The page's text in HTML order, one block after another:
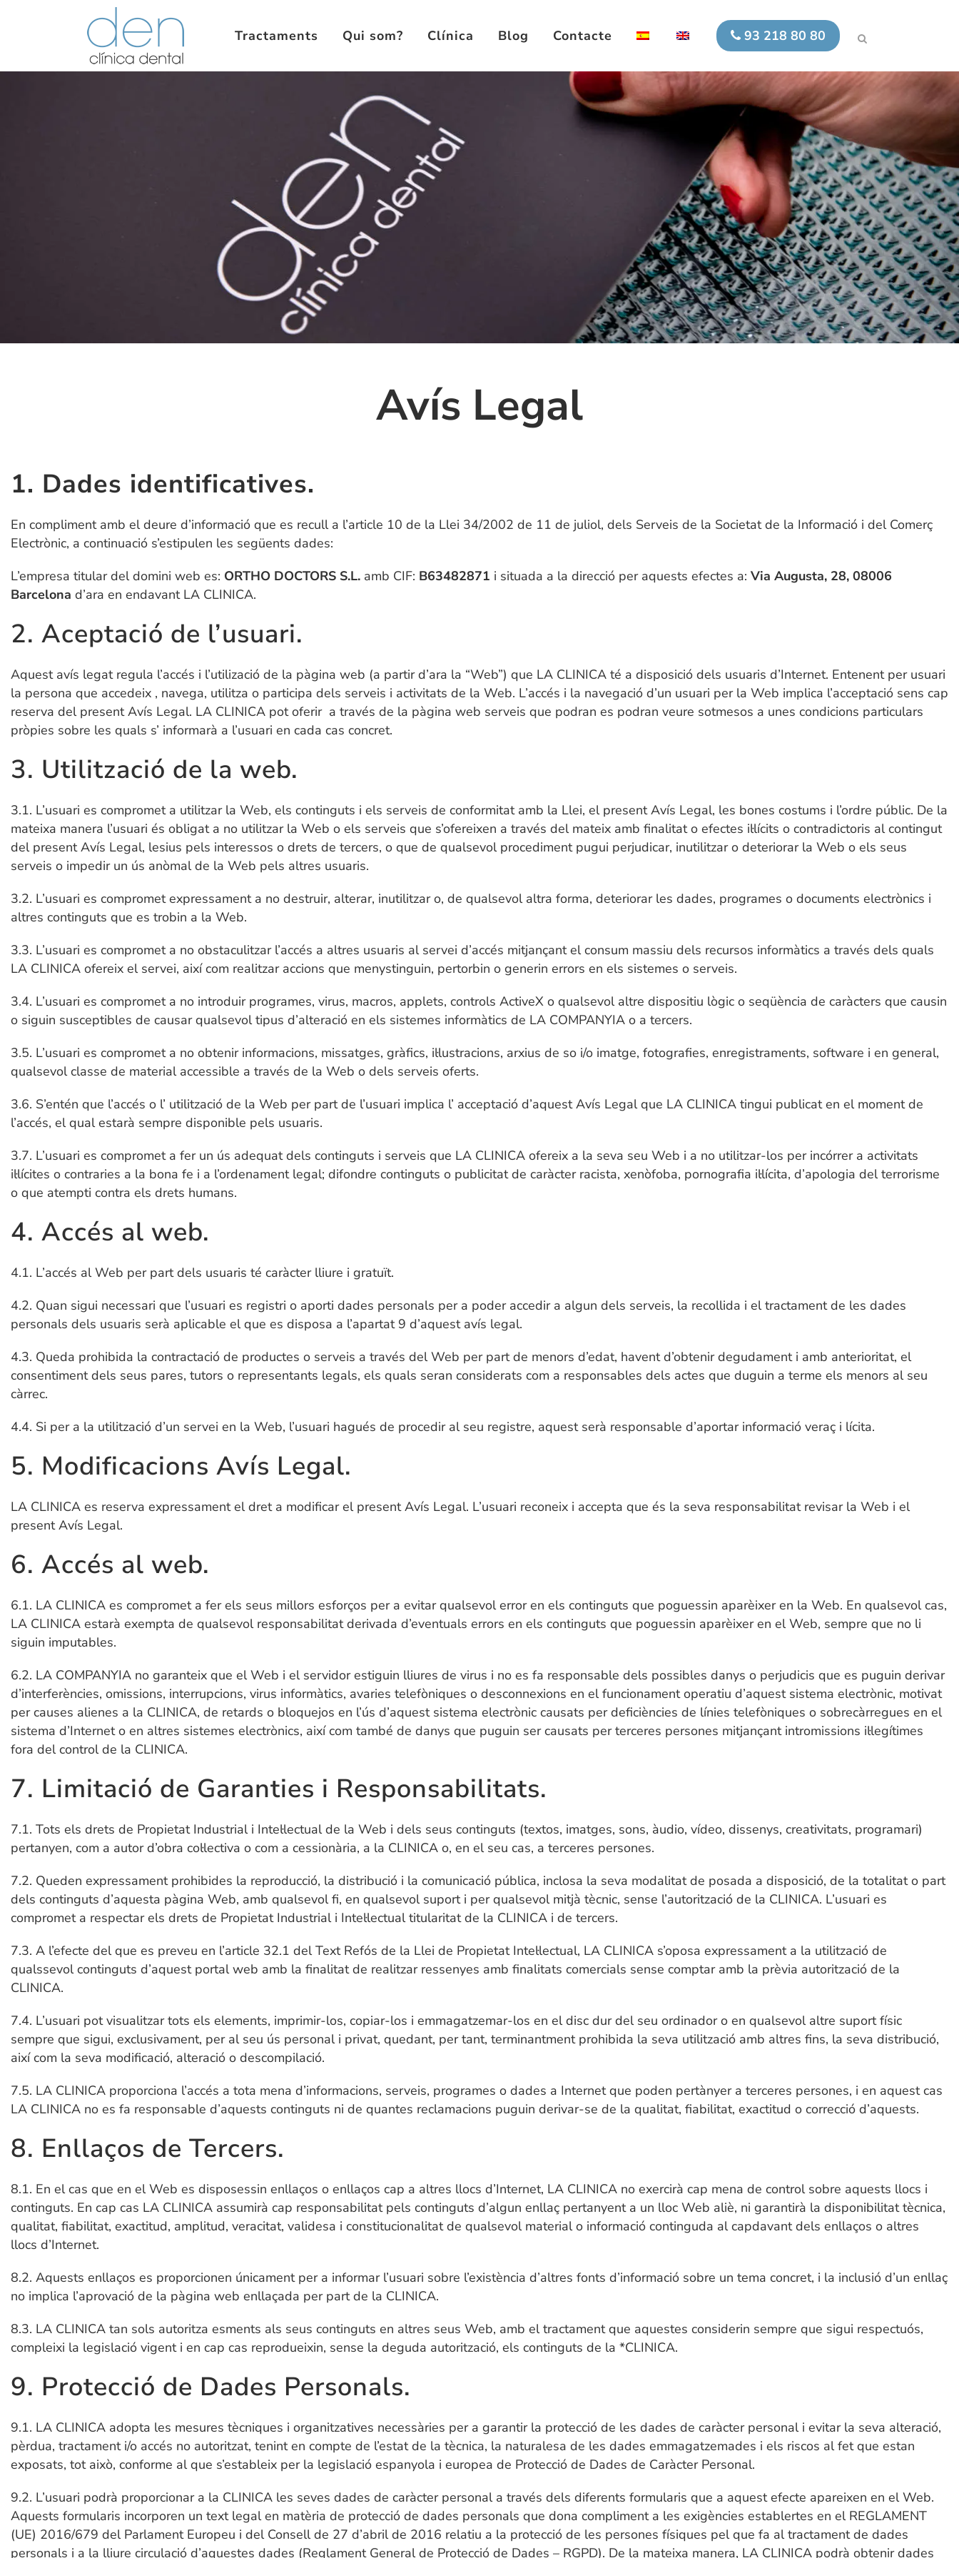
93 218 80 80
Tractaments Qui som? Clínica Blog Contacte
Avís Legal
1. Dades identificatives.
En compliment amb el deure d’informació que es recull a l’article 10 de la Llei 34/2002 de 11 de juliol, dels Serveis de la Societat de la Informació i del Comerç
Electrònic, a continuació s’estipulen les següents dades:
L’empresa titular del domini web es: ORTHO DOCTORS S.L. amb CIF: B63482871 i situada a la direcció per aquests efectes a: Via Augusta, 28, 08006
Barcelona d’ara en endavant LA CLINICA.
2. Aceptació de l’usuari.
Aquest avís legat regula l’accés i l’utilizació de la pàgina web (a partir d’ara la “Web”) que LA CLINICA té a disposició dels usuaris d’Internet. Entenent per usuari
la persona que accedeix , navega, utilitza o participa dels serveis i activitats de la Web. L’accés i la navegació d’un usuari per la Web implica l’acceptació sens cap
reserva del present Avís Legal. LA CLINICA pot oferir a través de la pàgina web serveis que podran es podran veure sotmesos a unes condicions particulars
pròpies sobre les quals s’ informarà a l’usuari en cada cas concret.
3. Utilització de la web.
3.1. L’usuari es compromet a utilitzar la Web, els continguts i els serveis de conformitat amb la Llei, el present Avís Legal, les bones costums i l’ordre públic. De la
mateixa manera l’usuari és obligat a no utilitzar la Web o els serveis que s’ofereixen a través del mateix amb finalitat o efectes il·lícits o contradictoris al contingut
del present Avís Legal, lesius pels interessos o drets de tercers, o que de qualsevol procediment pugui perjudicar, inutilitzar o deteriorar la Web o els seus
serveis o impedir un ús anòmal de la Web pels altres usuaris.
3.2. L’usuari es compromet expressament a no destruir, alterar, inutilitzar o, de qualsevol altra forma, deteriorar les dades, programes o documents electrònics i
altres continguts que es trobin a la Web.
3.3. L’usuari es compromet a no obstaculitzar l’accés a altres usuaris al servei d’accés mitjançant el consum massiu dels recursos informàtics a través dels quals
LA CLINICA ofereix el servei, així com realitzar accions que menystinguin, pertorbin o generin errors en els sistemes o serveis.
3.4. L’usuari es compromet a no introduir programes, virus, macros, applets, controls ActiveX o qualsevol altre dispositiu lògic o seqüència de caràcters que causin
o siguin susceptibles de causar qualsevol tipus d’alteració en els sistemes informàtics de LA COMPANYIA o a tercers.
3.5. L’usuari es compromet a no obtenir informacions, missatges, gràfics, il·lustracions, arxius de so i/o imatge, fotografies, enregistraments, software i en general,
qualsevol classe de material accessible a través de la Web o dels serveis oferts.
3.6. S’entén que l’accés o l’ utilització de la Web per part de l’usuari implica l’ acceptació d’aquest Avís Legal que LA CLINICA tingui publicat en el moment de
l’accés, el qual estarà sempre disponible pels usuaris.
3.7. L’usuari es compromet a fer un ús adequat dels continguts i serveis que LA CLINICA ofereix a la seva seu Web i a no utilitzar-los per incórrer a activitats
il·lícites o contraries a la bona fe i a l’ordenament legal; difondre continguts o publicitat de caràcter racista, xenòfoba, pornografia il·lícita, d’apologia del terrorisme
o que atempti contra els drets humans.
4. Accés al web.
4.1. L’accés al Web per part dels usuaris té caràcter lliure i gratuït.
4.2. Quan sigui necessari que l’usuari es registri o aporti dades personals per a poder accedir a algun dels serveis, la recollida i el tractament de les dades
personals dels usuaris serà aplicable el que es disposa a l’apartat 9 d’aquest avís legal.
4.3. Queda prohibida la contractació de productes o serveis a través del Web per part de menors d’edat, havent d’obtenir degudament i amb anterioritat, el
consentiment dels seus pares, tutors o representants legals, els quals seran considerats com a responsables dels actes que duguin a terme els menors al seu
càrrec.
4.4. Si per a la utilització d’un servei en la Web, l’usuari hagués de procedir al seu registre, aquest serà responsable d’aportar informació veraç i lícita.
5. Modificacions Avís Legal.
LA CLINICA es reserva expressament el dret a modificar el present Avís Legal. L’usuari reconeix i accepta que és la seva responsabilitat revisar la Web i el
present Avís Legal.
6. Accés al web.
6.1. LA CLINICA es compromet a fer els seus millors esforços per a evitar qualsevol error en els continguts que poguessin aparèixer en la Web. En qualsevol cas,
LA CLINICA estarà exempta de qualsevol responsabilitat derivada d’eventuals errors en els continguts que poguessin aparèixer en el Web, sempre que no li
siguin imputables.
6.2. LA COMPANYIA no garanteix que el Web i el servidor estiguin lliures de virus i no es fa responsable dels possibles danys o perjudicis que es puguin derivar
d’interferències, omissions, interrupcions, virus informàtics, avaries telefòniques o desconnexions en el funcionament operatiu d’aquest sistema electrònic, motivat
per causes alienes a la CLINICA, de retards o bloquejos en l’ús d’aquest sistema electrònic causats per deficiències de línies telefòniques o sobrecàrregues en el
sistema d’Internet o en altres sistemes electrònics, així com també de danys que puguin ser causats per terceres persones mitjançant intromissions il·legítimes
fora del control de la CLINICA.
7. Limitació de Garanties i Responsabilitats.
7.1. Tots els drets de Propietat Industrial i Intel·lectual de la Web i dels seus continguts (textos, imatges, sons, àudio, vídeo, dissenys, creativitats, programari)
pertanyen, com a autor d’obra col·lectiva o com a cessionària, a la CLINICA o, en el seu cas, a terceres persones.
7.2. Queden expressament prohibides la reproducció, la distribució i la comunicació pública, inclosa la seva modalitat de posada a disposició, de la totalitat o part
dels continguts d’aquesta pàgina Web, amb qualsevol fi, en qualsevol suport i per qualsevol mitjà tècnic, sense l’autorització de la CLINICA. L’usuari es
compromet a respectar els drets de Propietat Industrial i Intel·lectual titularitat de la CLINICA i de tercers.
7.3. A l’efecte del que es preveu en l’article 32.1 del Text Refós de la Llei de Propietat Intel·lectual, LA CLINICA s’oposa expressament a la utilització de
qualssevol continguts d’aquest portal web amb la finalitat de realitzar ressenyes amb finalitats comercials sense comptar amb la prèvia autorització de la
CLINICA.
7.4. L’usuari pot visualitzar tots els elements, imprimir-los, copiar-los i emmagatzemar-los en el disc dur del seu ordinador o en qualsevol altre suport físic
sempre que sigui, exclusivament, per al seu ús personal i privat, quedant, per tant, terminantment prohibida la seva utilització amb altres fins, la seva distribució,
així com la seva modificació, alteració o descompilació.
7.5. LA CLINICA proporciona l’accés a tota mena d’informacions, serveis, programes o dades a Internet que poden pertànyer a terceres persones, i en aquest cas
LA CLINICA no es fa responsable d’aquests continguts ni de quantes reclamacions puguin derivar-se de la qualitat, fiabilitat, exactitud o correcció d’aquests.
8. Enllaços de Tercers.
8.1. En el cas que en el Web es disposessin enllaços o enllaços cap a altres llocs d’Internet, LA CLINICA no exercirà cap mena de control sobre aquests llocs i
continguts. En cap cas LA CLINICA assumirà cap responsabilitat pels continguts d’algun enllaç pertanyent a un lloc Web aliè, ni garantirà la disponibilitat tècnica,
qualitat, fiabilitat, exactitud, amplitud, veracitat, validesa i constitucionalitat de qualsevol material o informació continguda al capdavant dels enllaços o altres
llocs d’Internet.
8.2. Aquests enllaços es proporcionen únicament per a informar l’usuari sobre l’existència d’altres fonts d’informació sobre un tema concret, i la inclusió d’un enllaç
no implica l’aprovació de la pàgina web enllaçada per part de la CLINICA.
8.3. LA CLINICA tan sols autoritza esments als seus continguts en altres seus Web, amb el tractament que aquestes considerin sempre que sigui respectuós,
compleixi la legislació vigent i en cap cas reprodueixin, sense la deguda autorització, els continguts de la *CLINICA.
9. Protecció de Dades Personals.
9.1. LA CLINICA adopta les mesures tècniques i organitzatives necessàries per a garantir la protecció de les dades de caràcter personal i evitar la seva alteració,
pèrdua, tractament i/o accés no autoritzat, tenint en compte de l’estat de la tècnica, la naturalesa de les dades emmagatzemades i els riscos al fet que estan
exposats, tot això, conforme al que s’estableix per la legislació espanyola i europea de Protecció de Dades de Caràcter Personal.
9.2. L’usuari podrà proporcionar a la CLINICA les seves dades de caràcter personal a través dels diferents formularis que a aquest efecte apareixen en el Web.
Aquests formularis incorporen un text legal en matèria de protecció de dades personals que dona compliment a les exigències establertes en el REGLAMENT
(UE) 2016/679 del Parlament Europeu i del Consell de 27 d’abril de 2016 relatiu a la protecció de les persones físiques pel que fa al tractament de dades
personals i a la lliure circulació d’aquestes dades (Reglament General de Protecció de Dades – RGPD). De la mateixa manera, LA CLINICA podrà obtenir dades